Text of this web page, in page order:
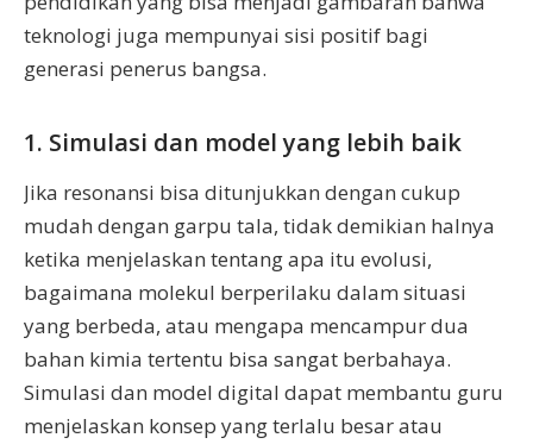
teknologi juga mempunyai sisi positif bagi
generasi penerus bangsa.
1. Simulasi dan model yang lebih baik
Jika resonansi bisa ditunjukkan dengan cukup
mudah dengan garpu tala, tidak demikian halnya
ketika menjelaskan tentang apa itu evolusi,
bagaimana molekul berperilaku dalam situasi
yang berbeda, atau mengapa mencampur dua
bahan kimia tertentu bisa sangat berbahaya.
Simulasi dan model digital dapat membantu guru
menjelaskan konsep yang terlalu besar atau